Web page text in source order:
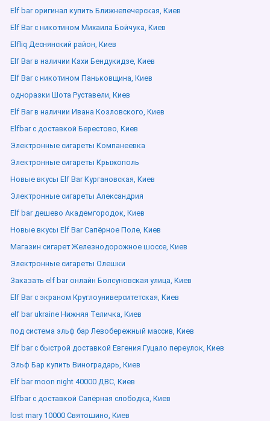
Elf bar оригинал купить Ближнепечерская, Киев
Elf Bar с никотином Михаила Бойчука, Киев
Elfliq Деснянский район, Киев
Elf Bar в наличии Кахи Бендукидзе, Киев
Elf Bar с никотином Паньковщина, Киев
одноразки Шота Руставели, Киев
Elf Bar в наличии Ивана Козловского, Киев
Elfbar с доставкой Берестово, Киев
Электронные сигареты Компанеевка
Электронные сигареты Крыжополь
Новые вкусы Elf Bar Кургановская, Киев
Электронные сигареты Александрия
Elf bar дешево Академгородок, Киев
Новые вкусы Elf Bar Сапёрное Поле, Киев
Магазин сигарет Железнодорожное шоссе, Киев
Электронные сигареты Олешки
Заказать elf bar онлайн Болсуновская улица, Киев
Elf Bar с экраном Круглоуниверситетская, Киев
elf bar ukraine Нижняя Теличка, Киев
под система эльф бар Левобережный массив, Киев
Elf bar с быстрой доставкой Евгения Гуцало переулок, Киев
Эльф Бар купить Виноградарь, Киев
Elf bar moon night 40000 ДВС, Киев
Elfbar с доставкой Сапёрная слободка, Киев
lost mary 10000 Святошино, Киев